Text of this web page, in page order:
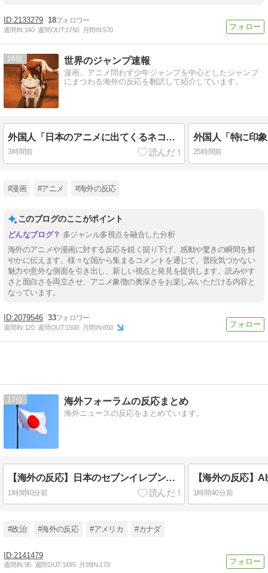
2133279 18
週間IN:140 週間OUT:1750 月間IN:570
16 世界のジャンプ速報
漫画、アニメ問わず少年ジャンプを中心としたジャンプ
にまつわる海外の反応を翻訳して紹介しています。
外国人「日本のアニメに出てくるネコｗｗｗ」（海外の反応）
3時間前 25時間前
#漫画 #アニメ #海外の反応
このブログのここがポイント
多ジャンル多視点を融合した分析
海外のアニメや漫画に対する反応を鋭く掘り下げ、感動や驚きの瞬間を鮮
やかに伝えます。様々な国から集まるコメントを通じて、普段気づかない
魅力や意外な側面を引き出し、新しい視点と発見を提供します。読みやす
さと面白さを両立させ、アニメ象徴の奥深さをお楽しみいただける内容と
なっています。
2079546 33
週間IN:120 週間OUT:1500 月間IN:850
17 海外フォーラムの反応まとめ
海外ニュースの反応をまとめています。
【海外の反応】日本のセブンイレブンは最高！米企業が真似できない理由に海外から称賛の声
1時間40分前 1時間40分前
#政治 #海外の反応 #アメリカ #カナダ
2141479
週間IN:95 週間OUT:1495 月間IN:170